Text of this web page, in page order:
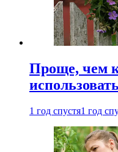
Проще, чем
1 год спустя1 год